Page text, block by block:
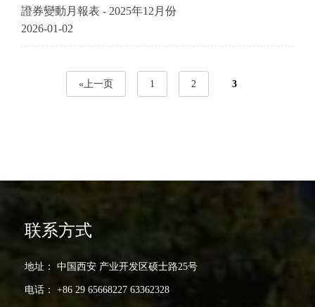
證券變動月報表 - 2025年12月份
2026-01-02
«上一页 1 2 3
联系方式
地址： 中国西安 产业开发区硕士路25号
电话： +86 29 65668227 63362328